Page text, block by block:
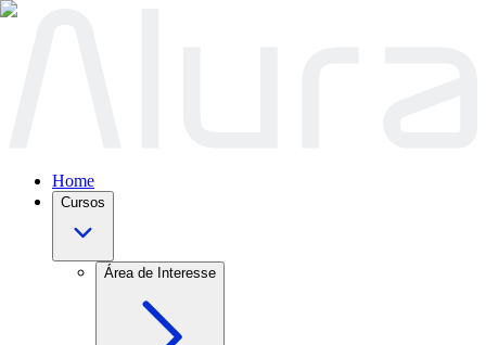
Home
Cursos
Área de Interesse